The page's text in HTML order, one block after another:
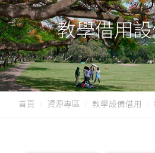
教學借用
首頁 資源專區 教學設備借用